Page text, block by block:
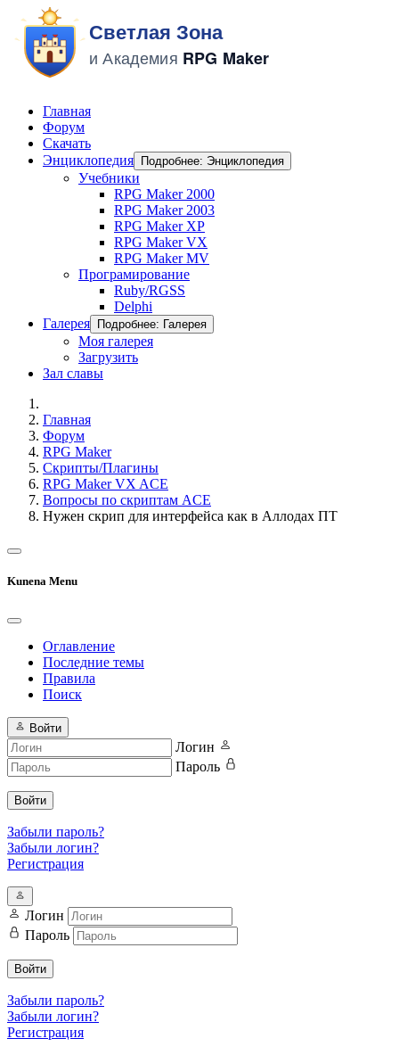
Главная
Форум
Скачать
Энциклопедия
Подробнее: Энциклопедия
Учебники
RPG Maker 2000
RPG Maker 2003
RPG Maker XP
RPG Maker VX
RPG Maker MV
Програмирование
Ruby/RGSS
Delphi
Галерея
Подробнее: Галерея
Моя галерея
Загрузить
Зал славы
Главная
Форум
RPG Maker
Скрипты/Плагины
RPG Maker VX ACE
Вопросы по скриптам ACE
Нужен скрип для интерфейса как в Аллодах ПТ
Kunena Menu
Оглавление
Последние темы
Правила
Поиск
Войти
Логин
Пароль
Войти
Забыли пароль?
Забыли логин?
Регистрация
Логин
Пароль
Войти
Забыли пароль?
Забыли логин?
Регистрация